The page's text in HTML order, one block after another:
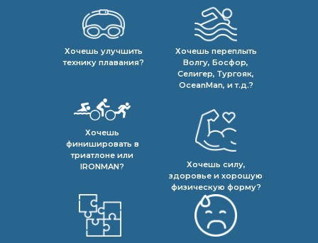
Хочешь улучшить
технику плавания?
Хочешь силу,
здоровье и хорошую
физическую форму?
Хочешь переплыть
Волгу, Босфор,
Селигер, Тургояк,
OceanMan, и т.д.?
Хочешь
финишировать в
триатлоне или
IRONMAN?